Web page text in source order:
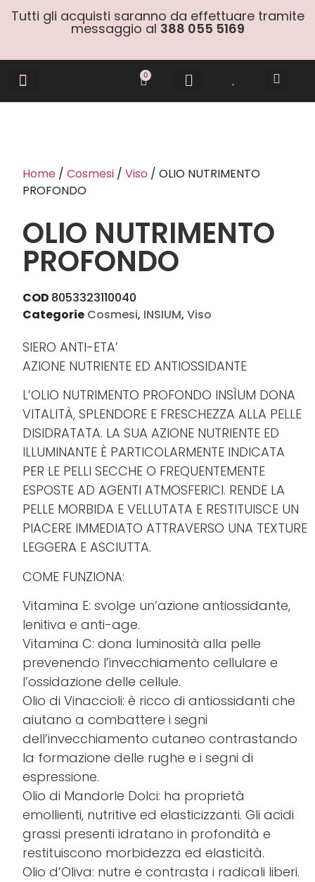
Tutti gli acquisti saranno da effettuare tramite
messaggio al 388 055 5169
0
Home /Cosmesi /Viso / OLIO NUTRIMENTO
PROFONDO
OLIO NUTRIMENTO
PROFONDO
COD 8053323110040
Categorie Cosmesi, INSIUM,Viso
SIERO ANTI-ETA’
AZIONE NUTRIENTE ED ANTIOSSIDANTE
L’OLIO NUTRIMENTO PROFONDO INSÌUM DONA
VITALITÀ, SPLENDORE E FRESCHEZZA ALLA PELLE
DISIDRATATA. LA SUA AZIONE NUTRIENTE ED
ILLUMINANTE È PARTICOLARMENTE INDICATA
PER LE PELLI SECCHE O FREQUENTEMENTE
ESPOSTE AD AGENTI ATMOSFERICI. RENDE LA
PELLE MORBIDA E VELLUTATA E RESTITUISCE UN
PIACERE IMMEDIATO ATTRAVERSO UNA TEXTURE
LEGGERA E ASCIUTTA.
COME FUNZIONA:
Vitamina E: svolge un’azione antiossidante,
lenitiva e anti-age.
Vitamina C: dona luminosità alla pelle
prevenendo l’invecchiamento cellulare e
l’ossidazione delle cellule.
Olio di Vinaccioli: è ricco di antiossidanti che
aiutano a combattere i segni
dell’invecchiamento cutaneo contrastando
la formazione delle rughe e i segni di
espressione.
Olio di Mandorle Dolci: ha proprietà
emollienti, nutritive ed elasticizzanti. Gli acidi
grassi presenti idratano in profondità e
restituiscono morbidezza ed elasticità.
Olio d’Oliva: nutre e contrasta i radicali liberi.